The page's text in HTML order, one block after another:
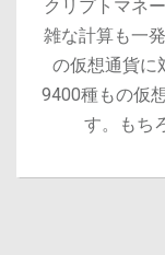
クリプトマネ
雑な計算も一
の仮想通貨に
9400種もの仮
す。もち